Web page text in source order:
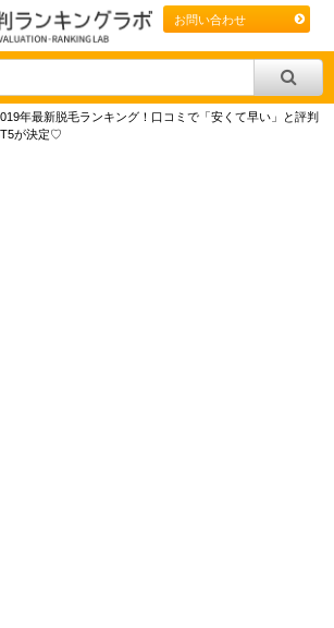
お問い合わせ
年最新脱毛ランキング！口コミで「安くて早い」と評判
が決定♡